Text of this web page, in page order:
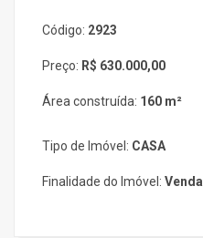
Código: 2923
Preço: R$ 630.000,00
Área construída: 160 m²
Tipo de Imóvel: CASA
Finalidade do Imóvel: Venda